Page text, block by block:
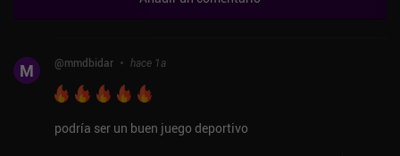
M @mmdbidar hace 1a
podría ser un buen juego deportivo